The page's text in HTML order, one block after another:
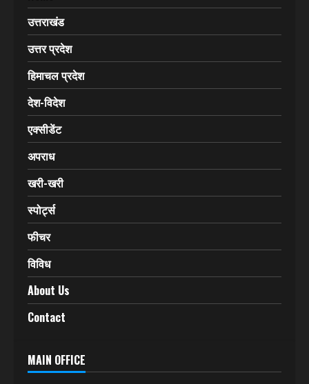
उत्तराखंड
उत्तर प्रदेश
हिमाचल प्रदेश
देश-विदेश
एक्सीडेंट
अपराध
खरी-खरी
स्पोर्ट्स
फीचर
विविध
About Us
Contact
MAIN OFFICE